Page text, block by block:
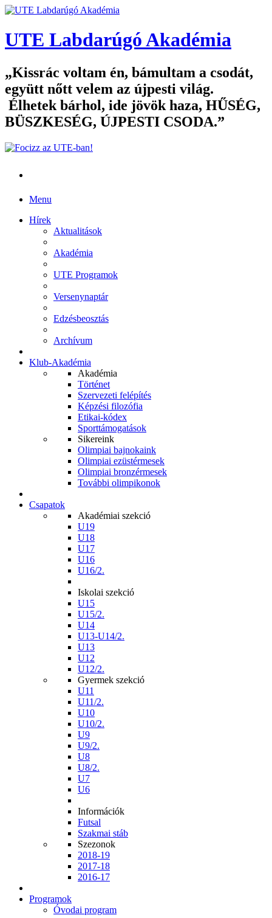
UTE Labdarúgó Akadémia
Kissrác voltam én, bámultam a csodát,
együtt nőtt velem az újpesti világ.
Élhetek bárhol, ide jövök haza, HŰSÉG,
BÜSZKESÉG, ÚJPESTI CSODA.
Menu
Hírek
Aktualitások
Akadémia
UTE Programok
Versenynaptár
Edzésbeosztás
Archívum
Klub-Akadémia
Akadémia
Történet
Szervezeti felépítés
Képzési filozófia
Etikai-kódex
Sporttámogatások
Sikereink
Olimpiai bajnokaink
Olimpiai ezüstérmesek
Olimpiai bronzérmesek
További olimpikonok
Csapatok
Akadémiai szekció
U19
U18
U17
U16
U16/2.
Iskolai szekció
U15
U15/2.
U14
U13-U14/2.
U13
U12
U12/2.
Gyermek szekció
U11
U11/2.
U10
U10/2.
U9
U9/2.
U8
U8/2.
U7
U6
Információk
Futsal
Szakmai stáb
Szezonok
2018-19
2017-18
2016-17
Programok
Óvodai program